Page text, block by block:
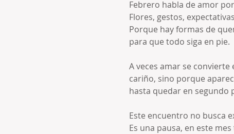
Febrero habla de amor
Flores, gestos,
Porque hay formas de
para que todo siga en pie.
A veces amar se
cariño, sino porque
hasta quedar en segundo
Este encuentro no busca
Es una pausa, en este